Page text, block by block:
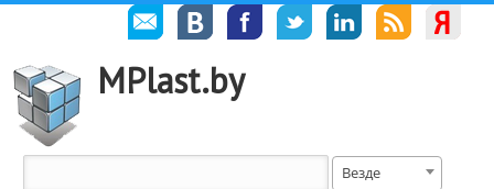
MPlast.by
Везде